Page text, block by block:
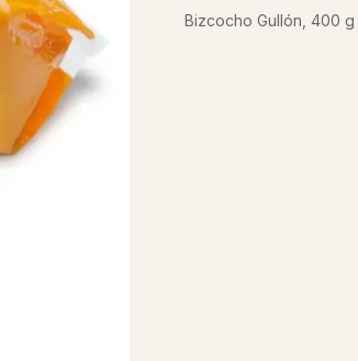
Bizcocho Gullón, 400 g